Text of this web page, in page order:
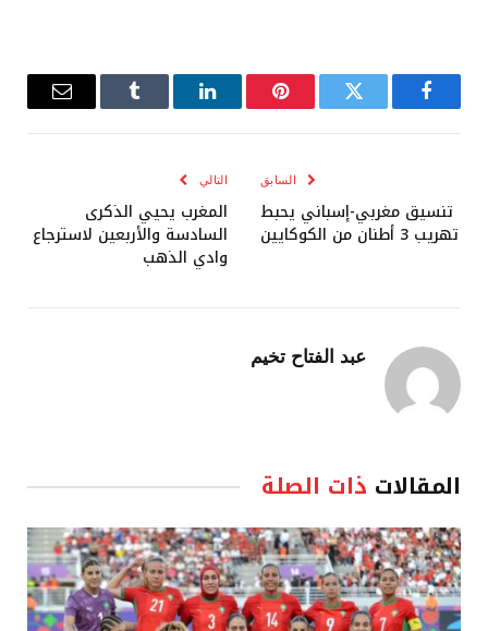
فيسبوك تويتر بينتيريستلينكدإن Tumblr
البريد
السابق
تنسيق مغربي-إسباني يحبط
تهريب 3 أطنان من الكوكايين
التالي
المغرب يحيي الذكرى
السادسة والأربعين لاسترجاع
وادي الذهب
عبد الفتاح تخيم
المقالات ذات الصلة